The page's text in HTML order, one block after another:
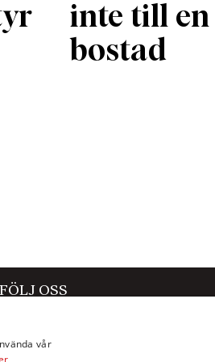
inte till en
bostad
OSS
vår